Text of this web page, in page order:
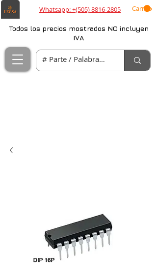
Whatsapp: +(505) 8816-2805 Carrito
Todos los precios mostrados NO incluyen
IVA